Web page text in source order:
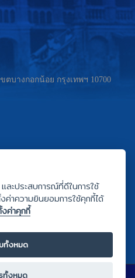
บางกอกน้อย กรุงเทพฯ 10700
รินทร
ลายา อ.พุทธมณฑล จ.นครปฐม
ละประสบการณ์ที่ดีในการใช้
ค่าความยินยอมการใช้คุกกี้ได้
ค่าคุกกี้
ทั้งหมด
ทั้งหมด